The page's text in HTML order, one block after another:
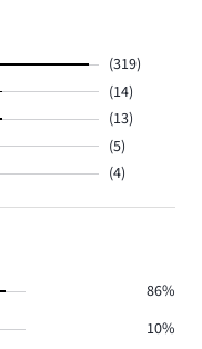
(319)
(14)
(13)
(5)
(4)
86%
10%